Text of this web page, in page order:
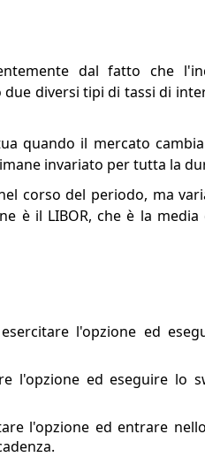
dal fatto che
diversi tipi di tassi di
quando il mercato
invariato per tutta la
corso del periodo, ma
è il LIBOR, che è la
l'opzione ed
l'opzione ed eseguire lo
l'opzione ed entrare